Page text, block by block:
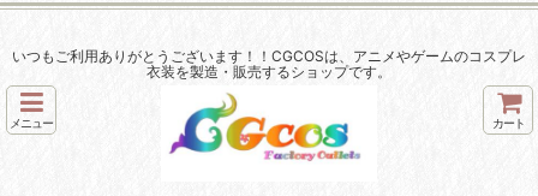
いつもご利用ありがとうございます！！CGCOSは、アニメやゲームのコスプレ
衣装を製造・販売するショップです。
メニュー カート